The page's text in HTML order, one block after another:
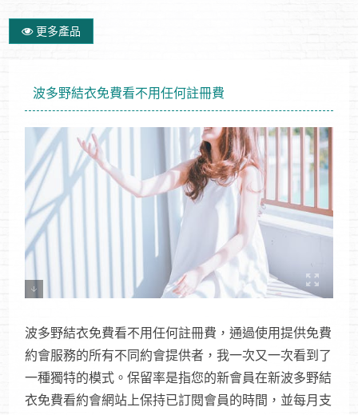
更多產品
波多野結衣免費看不用任何註冊費
波多野結衣免費看不用任何註冊費，通過使用提供免費
約會服務的所有不同約會提供者，我一次又一次看到了
一種獨特的模式。保留率是指您的新會員在新波多野結
衣免費看約會網站上保持已訂閱會員的時間，並每月支